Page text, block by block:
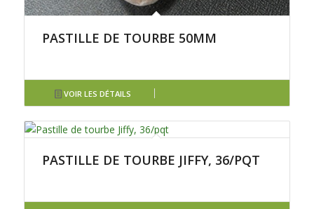
PASTILLE DE TOURBE 50MM
VOIR LES DÉTAILS
PASTILLE DE TOURBE JIFFY, 36/PQT